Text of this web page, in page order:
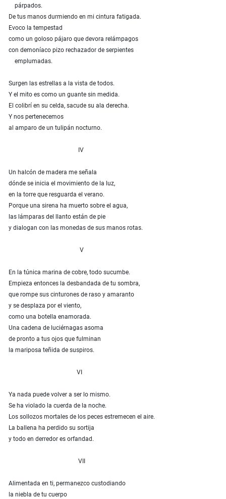
párpados.
De tus manos durmiendo en mi cintura fatigada.
Evoco la tempestad
como un goloso pájaro que devora relámpagos
con demoníaco pizo rechazador de serpientes
emplumadas.
Surgen las estrellas a la vista de todos.
Y el mito es como un guante sin medida.
El colibrí en su celda, sacude su ala derecha.
Y nos pertenecemos
al amparo de un tulipán nocturno.
IV
Un halcón de madera me señala
dónde se inicia el movimiento de la luz,
en la torre que resguarda el verano.
Porque una sirena ha muerto sobre el agua,
las lámparas del llanto están de pie
y dialogan con las monedas de sus manos rotas.
V
En la túnica marina de cobre, todo sucumbe.
Empieza entonces la desbandada de tu sombra,
que rompe sus cinturones de raso y amaranto
y se desplaza por el viento,
como una botella enamorada.
Una cadena de luciérnagas asoma
de pronto a tus ojos que fulminan
la mariposa teñida de suspiros.
VI
Ya nada puede volver a ser lo mismo.
Se ha violado la cuerda de la noche.
Los sollozos mortales de los peces estremecen el aire.
La ballena ha perdido su sortija
y todo en derredor es orfandad.
VII
Alimentada en ti, permanezco custodiando
la niebla de tu cuerpo